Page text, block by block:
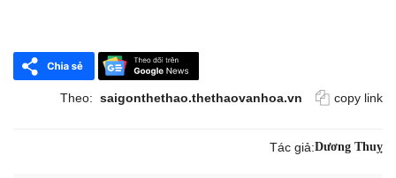
Theo: saigonthethao.thethaovanhoa.vn copy link
Tác giả:Dương Thuỵ